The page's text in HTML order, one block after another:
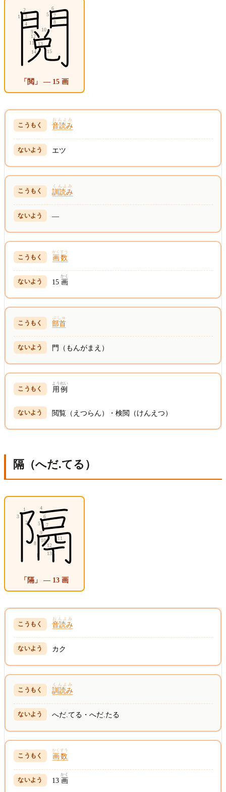
「閲」 — 15 画
音読み
おんよみ
エツ
訓読み
くんよみ
—
画数
かくすう
15 画
かく
部首
ぶしゅ
門（もんがまえ）
用例
ようれい
閲覧（えつらん）・検閲（けんえつ）
隔（へだ.てる）
「隔」 — 13 画
音読み
おんよみ
カク
訓読み
くんよみ
へだ.てる・へだ.たる
画数
かくすう
13 画
かく